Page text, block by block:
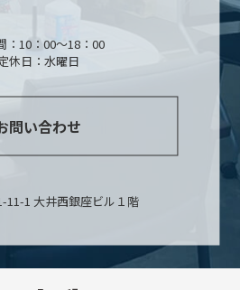
：10：00～18：00
休日：水曜日
問い合わせ
11-1 大井西銀座ビル１階